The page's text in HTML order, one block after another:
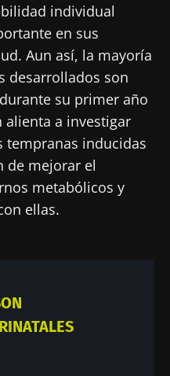
individual
en sus
Aun así, la mayoría
desarrollados son
su primer año
alienta a investigar
tempranas inducidas
de mejorar el
metabólicos y
ellas.
informado
informado sobre la
tan rápido!
la microbiota para
y reciba el
Magazine" que
informado sobre la
condiciones generales